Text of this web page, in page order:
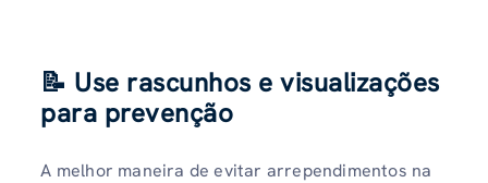
📝 Use rascunhos e visualizações
para prevenção
A melhor maneira de evitar arrependimentos na